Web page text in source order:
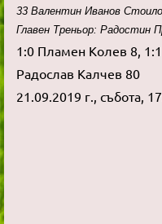
33 Валентин Иванов
Главен Треньор: Радостин
1:0 Пламен Колев 8,
Радослав Калчев 80
21.09.2019 г., събота,